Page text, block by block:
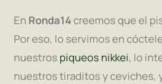
En Ronda14creemos que el
Por eso, lo servimos en
nuestrospiqueos nikkei, lo
nuestros tiraditos y ceviches,